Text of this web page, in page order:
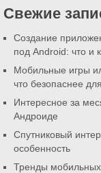
Свежие
Создание
под Android: что и
Мобильные игры
что безопаснее
Интересное за
Андроиде
Спутниковый
особенность
Тренды мобильных